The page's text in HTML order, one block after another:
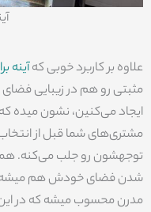
علاوه بر کاربرد خوبی کهآینه
مثبتی رو هم در زیبایی
ایجاد می‌کنین، نشون
مشتری‌های شما قبل از
توجهشون رو جلب می‌کنه.
شدن فضای خودش هم میشه.
مدرن محسوب میشه که در این